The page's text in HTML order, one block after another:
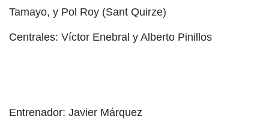
Tamayo, y Pol Roy (Sant Quirze)
Centrales: Víctor Enebral y Alberto Pinillos
Entrenador: Javier Márquez